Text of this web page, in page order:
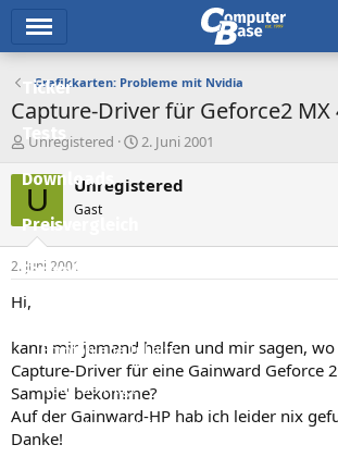
Ticker
Tests
Downloads
Preisvergleich
Forum
Aktuelles
Empfohlene Inhalte
Neue Beiträge
Neueste Aktivitäten
Grafikkarten: Probleme mit Nvidia
Capture-Driver für Geforce2 MX
E
s
e
e
Unregistered
E
s
t
2. Juni 2001
U Unregistered
Gast
2. Juni 2001
Hi,
kann mir jemand helfen und mir sagen,
Capture-Driver für eine Gainward Geforce
Sample' bekomme?
Auf der Gainward-HP hab ich leider nix
Danke!